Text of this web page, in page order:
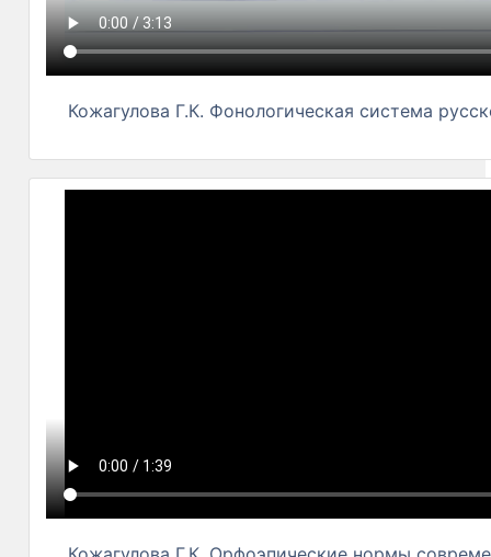
Кожагулова Г.К. Фонологическая система